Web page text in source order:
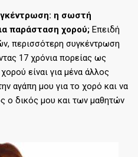
η σωστή
παράσταση χορού; Επειδή
περισσότερη συγκέντρωση
17 χρόνια πορείας ως
είναι για μένα άλλος
αγάπη μου για το χορό και να
ο δικός μου και των μαθητών